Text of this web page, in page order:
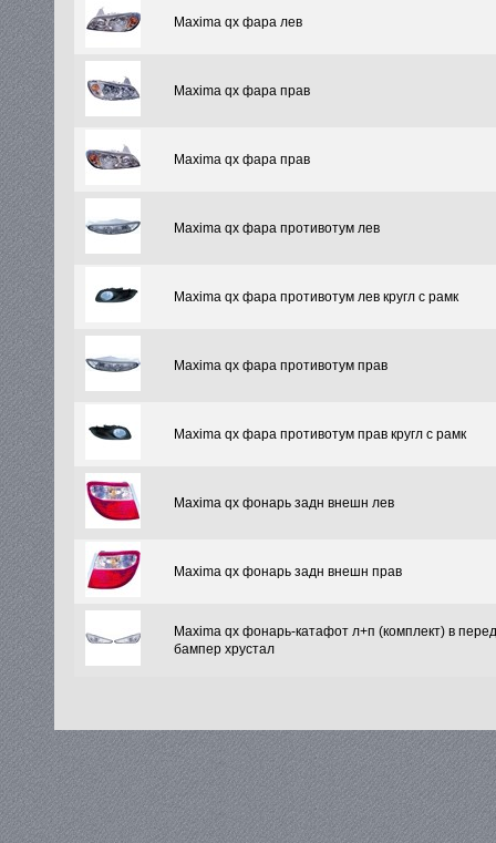
Maxima qx фара лев
Maxima qx фара прав
Maxima qx фара прав
Maxima qx фара противотум лев
Maxima qx фара противотум лев кругл с рамк
Maxima qx фара противотум прав
Maxima qx фара противотум прав кругл с рамк
Maxima qx фонарь задн внешн лев
Maxima qx фонарь задн внешн прав
Maxima qx фонарь-катафот л+п (комплект) в
бампер хрустал